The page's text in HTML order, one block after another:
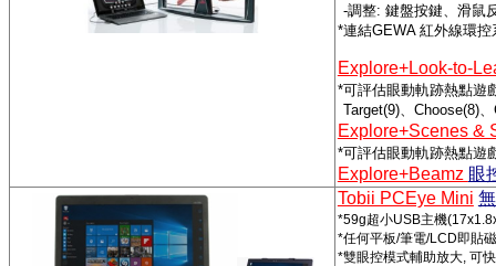
-調整:鍵盤按鍵、滑鼠
*連結GEWA 紅外線環控
Explore+Look-to-
*可評估眼動軌跡熱點遊
Target(9)、Choose(8)、
Explore+Scenes &
*可評估眼動軌跡熱點遊
Explore+Beamz 眼
Tobii PCEye Mini
*59g超小USB主機
*任何平板/筆電/LCD即貼
*雙眼控模式輔助放大, 可